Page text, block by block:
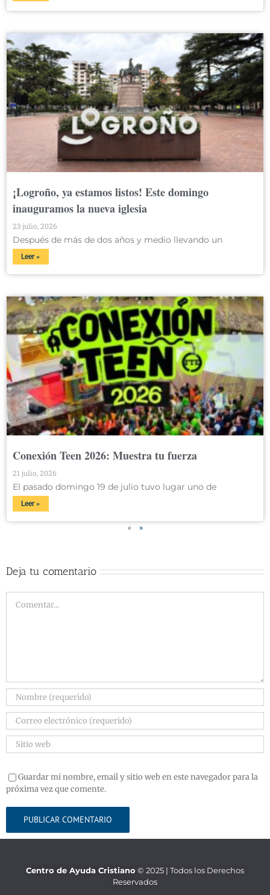
¡Logroño, ya estamos listos! Este domingo
inauguramos la nueva iglesia
23 julio, 2026
Después de más de dos años y medio llevando un
Leer »
Conexión Teen 2026: Muestra tu fuerza
21 julio, 2026
El pasado domingo 19 de julio tuvo lugar uno de
Leer »
« »
Deja tu comentario
Guardar mi nombre, email y sitio web en este navegador para la
próxima vez que comente.
Centro de Ayuda Cristiano © 2025 | Todos los Derechos
Reservados